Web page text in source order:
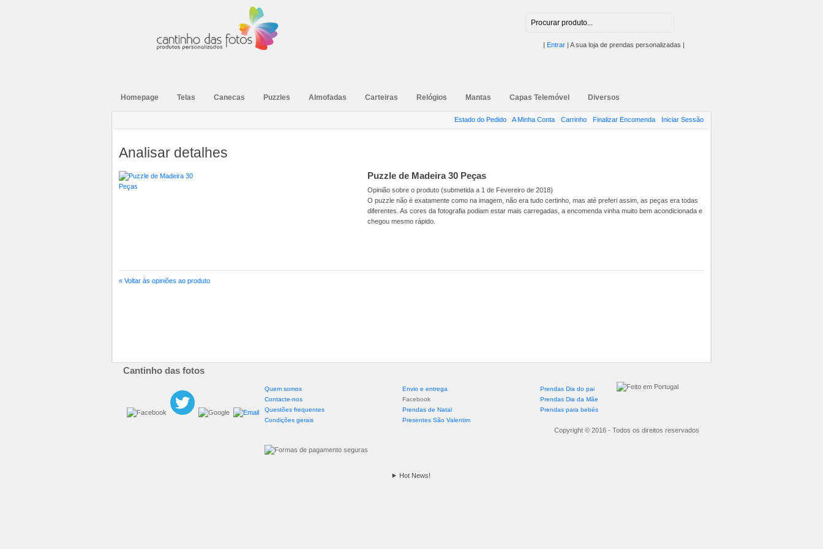
| Entrar | A sua loja de prendas personalizadas |
Homepage Telas Canecas Puzzles Almofadas Carteiras Relógios Mantas Capas Telemóvel Diversos
Estado do Pedido A Minha Conta Carrinho Finalizar Encomenda Iniciar Sessão
Analisar detalhes
Puzzle de Madeira 30 Peças
Opinião sobre o produto (submetida a 1 de Fevereiro de 2018)
O puzzle não é exatamente como na imagem, não era tudo certinho, mas até preferi assim, as peças era todas
diferentes. As cores da fotografia podiam estar mais carregadas, a encomenda vinha muito bem acondicionada e
chegou mesmo rápido.
« Voltar às opiniões ao produto
Cantinho das fotos
Quem somos
Contacte-nos
Questões frequentes
Condições gerais
Envio e entrega
Facebook
Prendas de Natal
Presentes São Valentim
Prendas Dia do pai
Prendas Dia da Mãe
Prendas para bebés
Copyright © 2016 - Todos os direitos reservados
Hot News!